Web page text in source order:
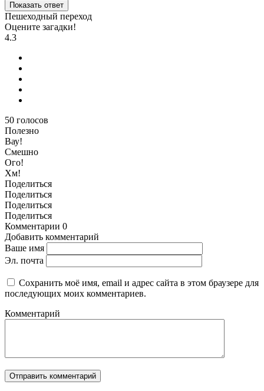
Показать ответ
Пешеходный переход
Оцените загадки!
4.3
50 голосов
Полезно
Вау!
Смешно
Ого!
Хм!
Поделиться
Поделиться
Поделиться
Поделиться
Комментарии 0
Добавить комментарий
Ваше имя
Эл. почта
Сохранить моё имя, email и адрес сайта в этом браузере для
последующих моих комментариев.
Комментарий